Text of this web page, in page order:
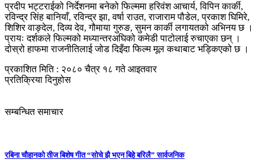
प्रदीप भट्टराईको निर्देशनमा बनेको फिल्ममा हरिवंश आचार्य, विपिन कार्की,
रविन्द्र सिंह बानियाँ, रविन्द्र झा, वर्षा राउत, राजाराम पौडेल, प्रकाश घिमिरे,
शिशिर वाङ्देल, दिव्य देव, गौमाया गुरुङ, सुमन कार्की लगायतको अभिनय छ ।
प्रायः दर्शकले फिल्मको मध्यान्तरअघिको कमेडी पाटोलाई रुचाएका छन् ।
दोस्रो हाफमा राजनीतिलाई जोड दिइँदा फिल्म मूल कथाबाट भड्किएको छ ।
प्रकाशित मिति : २०८० चैत्र १८ गते आइतवार
प्रतिक्रिया दिनुहोस
सम्बन्धित समाचार
रबिना चौहानको तीज बिशेष गीत “सोचे झै भएन बिहे बरिलै” सार्वजनिक